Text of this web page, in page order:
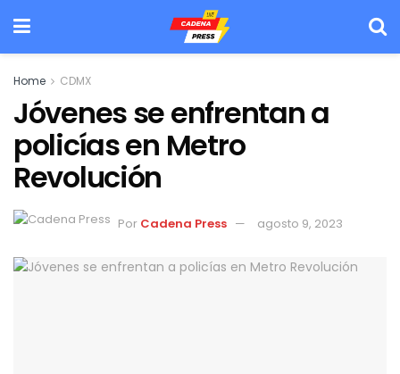
Home CDMX
Jóvenes se enfrentan a
policías en Metro
Revolución
Por Cadena Press agosto 9, 2023